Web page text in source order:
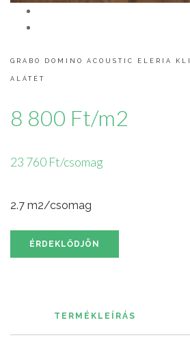
GRABO DOMINO ACOUSTIC ELERIA
ALÁTÉT
8 800 Ft/m2
23 760 Ft/csomag
2.7 m2/csomag
ÉRDEKLŐDJÖN
TERMÉKLEÍRÁS